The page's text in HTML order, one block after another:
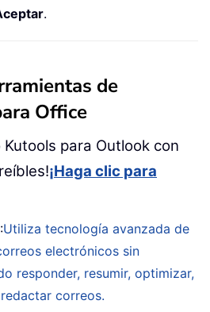
.
de
Office
Kutools para Outlook con
¡Haga clic para
:Utiliza tecnología avanzada de
electrónicos sin
responder, resumir, optimizar,
correos.